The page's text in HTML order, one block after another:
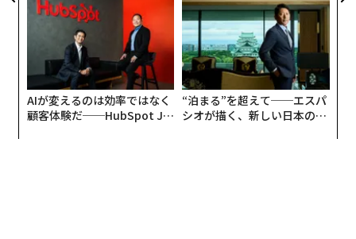
AIが変えるのは効率ではなく
顧客体験だ──HubSpot Ja
“泊まる”を超えて──エスパ
シオが描く、新しい日本のラ